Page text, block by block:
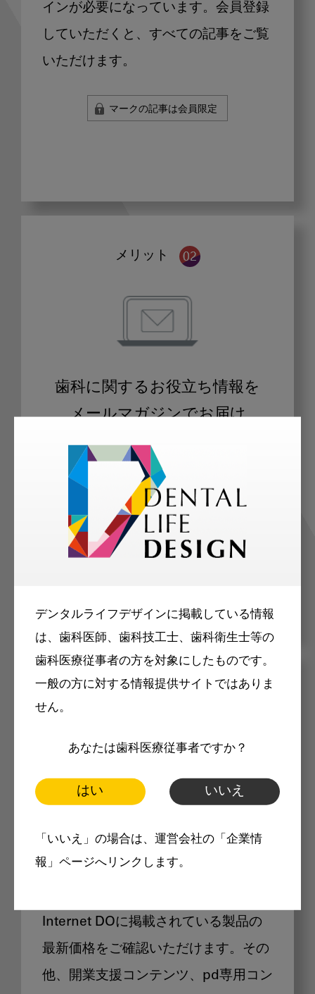
デンタルライフデザインに掲載している情報
は、歯科医師、歯科技工士、歯科衛生士等の
歯科医療従事者の方を対象にしたものです。
一般の方に対する情報提供サイトではありま
せん。
あなたは歯科医療従事者ですか？
はい いいえ
「いいえ」の場合は、運営会社の「企業情
報」ページへリンクします。
インが必要になっています。会員登録
していただくと、すべての記事をご覧
いただけます。
マークの記事は会員限定
メリット
歯科に関するお役立ち情報を
メールマガジンでお届け
ご登録いただいた職種（歯科医師、歯
科衛生士、歯科技工士）に合わせた内
容のメールマガジンをお届けします。
メリット
製品価格も閲覧可能
Internet DOに掲載されている製品の
最新価格をご確認いただけます。その
他、開業支援コンテンツ、pd専用コン